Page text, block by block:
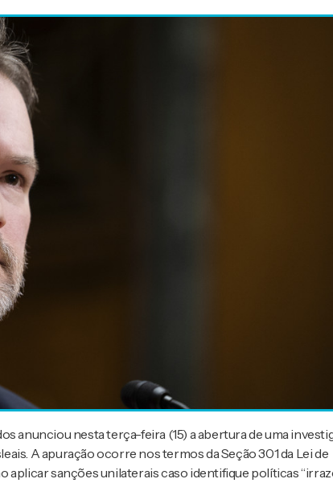
anunciou nesta terça-feira (15) a abertura de uma
A apuração ocorre nos termos da Seção 301 da Lei de
sanções unilaterais caso identifique políticas